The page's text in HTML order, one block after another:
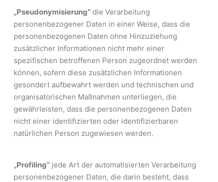
„Pseudonymisierung“ die Verarbeitung
personenbezogener Daten in einer Weise, dass die
personenbezogenen Daten ohne Hinzuziehung
zusätzlicher Informationen nicht mehr einer
spezifischen betroffenen Person zugeordnet werden
können, sofern diese zusätzlichen Informationen
gesondert aufbewahrt werden und technischen und
organisatorischen Maßnahmen unterliegen, die
gewährleisten, dass die personenbezogenen Daten
nicht einer identifizierten oder identifizierbaren
natürlichen Person zugewiesen werden.
„Profiling“ jede Art der automatisierten Verarbeitung
personenbezogener Daten, die darin besteht, dass